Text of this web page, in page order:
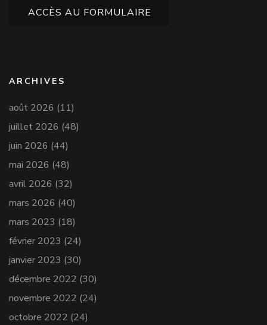
ACCÈS AU FORMULAIRE
ARCHIVES
août 2026 (11)
juillet 2026 (48)
juin 2026 (44)
mai 2026 (48)
avril 2026 (32)
mars 2026 (40)
mars 2023 (18)
février 2023 (24)
janvier 2023 (30)
décembre 2022 (30)
novembre 2022 (24)
octobre 2022 (24)